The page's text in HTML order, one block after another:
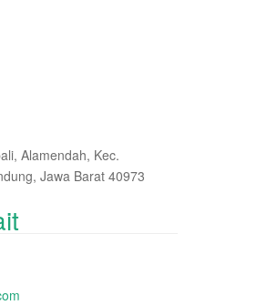
Alamendah, Kec.
Jawa Barat 40973